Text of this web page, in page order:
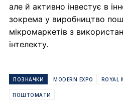
але й активно інвестує в
зокрема у виробництво
мікромаркетів з
інтелекту.
ПОЗНАЧКИ MODERN EXPO ROYAL
ПОШТОМАТИ